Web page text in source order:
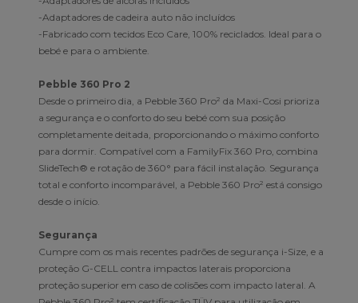
-Adaptadores de cadeira auto não incluídos
-Fabricado com tecidos Eco Care, 100% reciclados. Ideal para o
bebé e para o ambiente.
Pebble 360 Pro 2
Desde o primeiro dia, a Pebble 360 Pro² da Maxi-Cosi prioriza
a segurança e o conforto do seu bebé com sua posição
completamente deitada, proporcionando o máximo conforto
para dormir. Compatível com a FamilyFix 360 Pro, combina
SlideTech® e rotação de 360° para fácil instalação. Segurança
total e conforto incomparável, a Pebble 360 Pro² está consigo
desde o início.
Segurança
Cumpre com os mais recentes padrões de segurança i-Size, e a
proteção G-CELL contra impactos laterais proporciona
proteção superior em caso de colisões com impacto lateral. A